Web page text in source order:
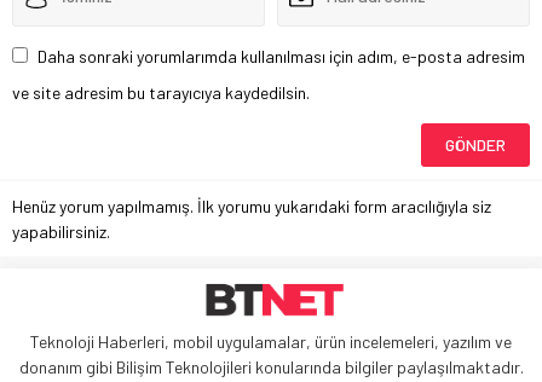
Daha sonraki yorumlarımda kullanılması için adım, e-posta adresim
ve site adresim bu tarayıcıya kaydedilsin.
Henüz yorum yapılmamış. İlk yorumu yukarıdaki form aracılığıyla siz
yapabilirsiniz.
Teknoloji Haberleri, mobil uygulamalar, ürün incelemeleri, yazılım ve
donanım gibi Bilişim Teknolojileri konularında bilgiler paylaşılmaktadır.